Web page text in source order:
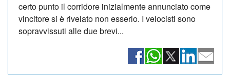
certo punto il corridore inizialmente annunciato come
vincitore si è rivelato non esserlo. I velocisti sono
sopravvissuti alle due brevi...